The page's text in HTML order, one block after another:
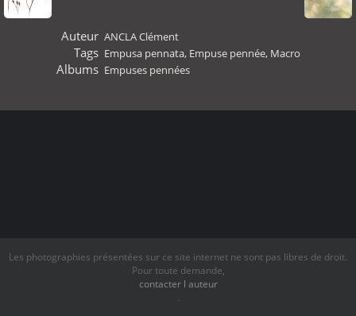
Auteur ANCLA Clément
Tags Empusa pennata, Empuse pennée, Macro
Albums Empuses pennées
Les photographies présentées sur ce site internet ne sont pas libres de droit.
Pour toute demande,
contacter l auteur
.